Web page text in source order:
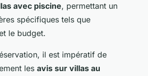
avec piscine, permettant un
spécifiques tels que
le budget.
il est impératif de
les avis sur villas au